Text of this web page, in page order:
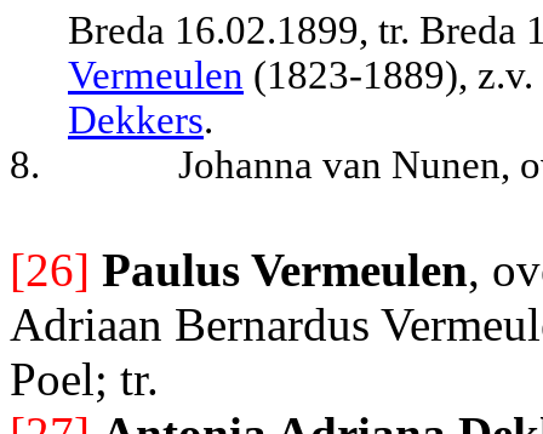
Breda 16.02.1899, tr. Breda
Vermeulen (1823-1889), z.v.
Dekkers.
8.
Johanna van Nunen,
[26] Paulus Vermeulen,
Adriaan Bernardus
Poel; tr.